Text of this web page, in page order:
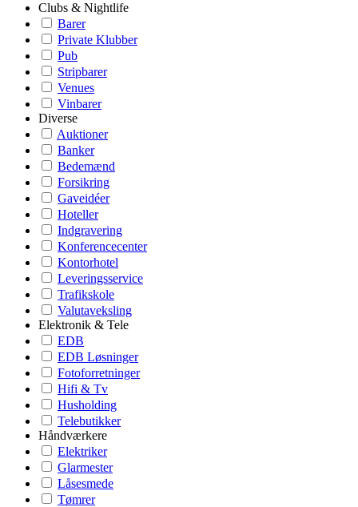
Clubs & Nightlife
Barer
Private Klubber
Pub
Stripbarer
Venues
Vinbarer
Diverse
Auktioner
Banker
Bedemænd
Forsikring
Gaveidéer
Hoteller
Indgravering
Konferencecenter
Kontorhotel
Leveringsservice
Trafikskole
Valutaveksling
Elektronik & Tele
EDB
EDB Løsninger
Fotoforretninger
Hifi & Tv
Husholding
Telebutikker
Håndværkere
Elektriker
Glarmester
Låsesmede
Tømrer